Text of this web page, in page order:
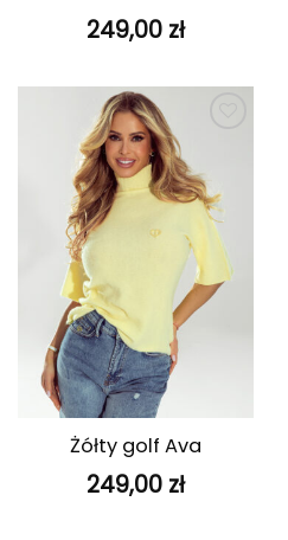
249,00 zł
Dodaj do
ulubionych
Żółty golf Ava
249,00 zł